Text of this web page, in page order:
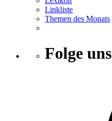
Linkliste
Themen des Monats
Folge uns